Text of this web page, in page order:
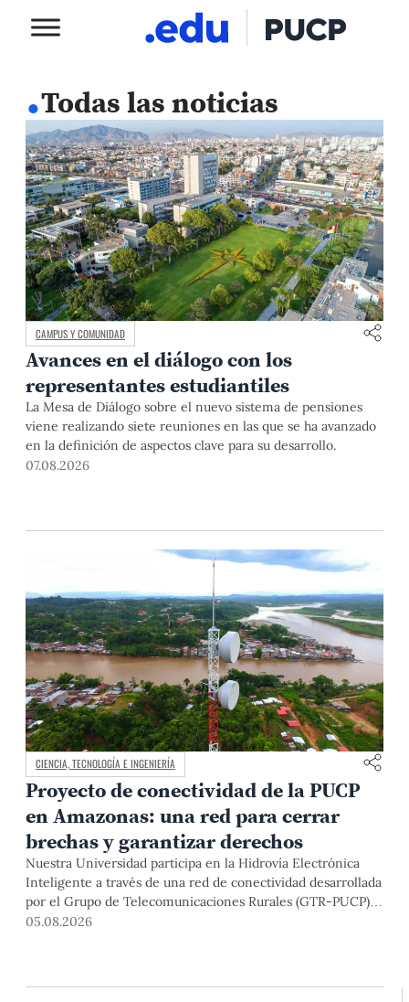
.Todas las noticias
CAMPUS Y COMUNIDAD
Avances en el diálogo con los
representantes estudiantiles
La Mesa de Diálogo sobre el nuevo sistema de pensiones
viene realizando siete reuniones en las que se ha avanzado
en la definición de aspectos clave para su desarrollo.
07.08.2026
CIENCIA, TECNOLOGÍA E INGENIERÍA
Proyecto de conectividad de la PUCP
en Amazonas: una red para cerrar
brechas y garantizar derechos
Nuestra Universidad participa en la Hidrovía Electrónica
Inteligente a través de una red de conectividad desarrollada
por el Grupo de Telecomunicaciones Rurales (GTR-PUCP)
desde el 2018. En esta nota repasamos cómo ha sido el
05.08.2026